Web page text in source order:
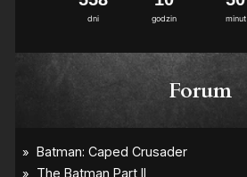
dni godzin minut
Forum